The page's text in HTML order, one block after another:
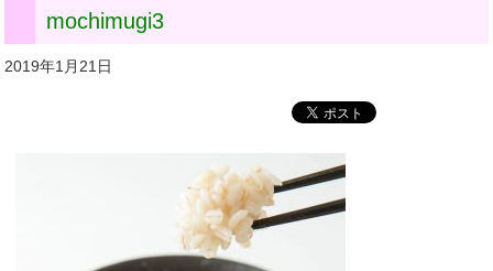
mochimugi3
2019年1月21日